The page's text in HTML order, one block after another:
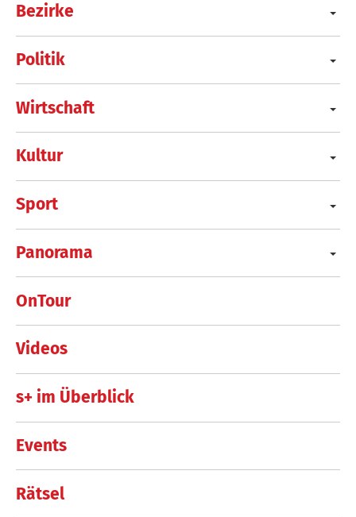
Bezirke
Politik
Wirtschaft
Kultur
Sport
Panorama
OnTour
Videos
s+ im Überblick
Events
Rätsel